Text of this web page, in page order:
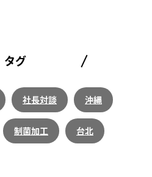
タグ
社長対談 沖縄
制菌加工 台北